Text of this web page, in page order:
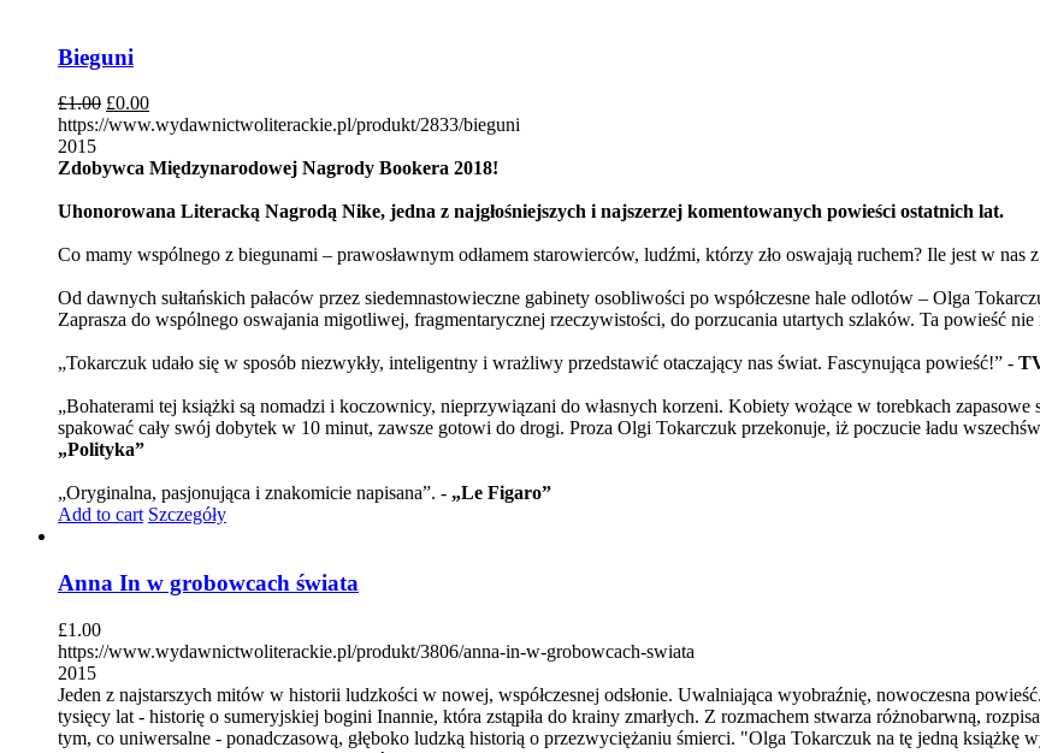
Bieguni
£1.00 £0.00
https://www.wydawnictwoliterackie.pl/produkt/2833/bieguni
2015
Zdobywca Międzynarodowej Nagrody Bookera 2018!
Uhonorowana Literacką Nagrodą Nike, jedna z najgłośniejszych i najszerzej komentowanych powieści ostatnich lat.
Co mamy wspólnego z biegunami – prawosławnym odłamem starowierców, ludźmi, którzy zło oswajają ruchem? Ile jest w nas
Od dawnych sułtańskich pałaców przez siedemnastowieczne gabinety osobliwości po współczesne hale odlotów – Olga
Zaprasza do wspólnego oswajania migotliwej, fragmentarycznej rzeczywistości, do porzucania utartych szlaków. Ta powieść nie
„Tokarczuk udało się w sposób niezwykły, inteligentny i wrażliwy przedstawić otaczający nas świat. Fascynująca powieść!” -
„Bohaterami tej książki są nomadzi i koczownicy, nieprzywiązani do własnych korzeni. Kobiety wożące w torebkach
spakować cały swój dobytek w 10 minut, zawsze gotowi do drogi. Proza Olgi Tokarczuk przekonuje, iż poczucie ładu
„Polityka”
„Oryginalna, pasjonująca i znakomicie napisana”. - „Le Figaro”
Add to cart Szczegóły
Anna In w grobowcach świata
£1.00
https://www.wydawnictwoliterackie.pl/produkt/3806/anna-in-w-grobowcach-swiata
2015
Jeden z najstarszych mitów w historii ludzkości w nowej, współczesnej odsłonie. Uwalniająca wyobraźnię, nowoczesna
tysięcy lat - historię o sumeryjskiej bogini Inannie, która zstąpiła do krainy zmarłych. Z rozmachem stwarza różnobarwną,
tym, co uniwersalne - ponadczasową, głęboko ludzką historią o przezwyciężaniu śmierci. "Olga Tokarczuk na tę jedną książkę